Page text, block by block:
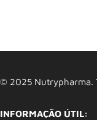
© 2025 Nutrypharma.
INFORMAÇÃO ÚTIL: